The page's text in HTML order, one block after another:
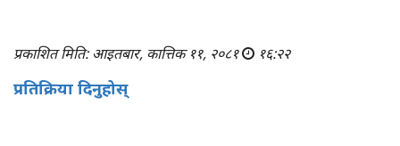
प्रकाशित मिति: आइतबार, कात्तिक ११, २०८१ १६:२२
प्रतिक्रिया दिनुहोस्